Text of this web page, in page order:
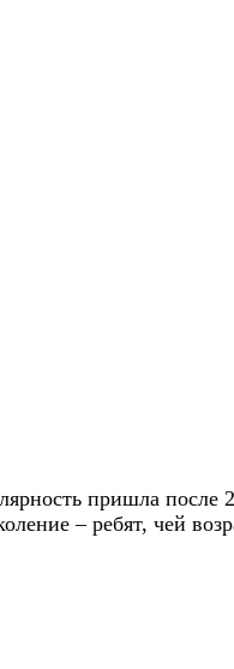
пришла
– ребят, чей